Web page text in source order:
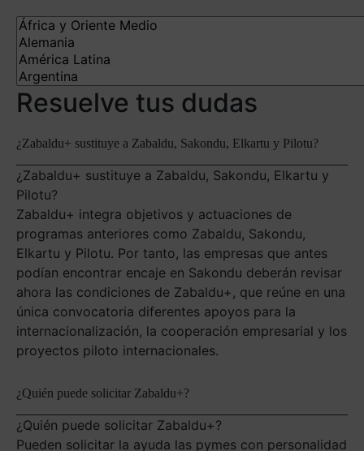
Resuelve tus dudas
¿Zabaldu+ sustituye a Zabaldu, Sakondu, Elkartu y Pilotu?
¿Zabaldu+ sustituye a Zabaldu, Sakondu, Elkartu y
Pilotu?
Zabaldu+ integra objetivos y actuaciones de
programas anteriores como Zabaldu, Sakondu,
Elkartu y Pilotu. Por tanto, las empresas que antes
podían encontrar encaje en Sakondu deberán revisar
ahora las condiciones de Zabaldu+, que reúne en una
única convocatoria diferentes apoyos para la
internacionalización, la cooperación empresarial y los
proyectos piloto internacionales.
¿Quién puede solicitar Zabaldu+?
¿Quién puede solicitar Zabaldu+?
Pueden solicitar la ayuda las pymes con personalidad